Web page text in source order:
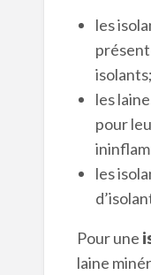
les
isolants;
les
pour
les
Pour une
laine